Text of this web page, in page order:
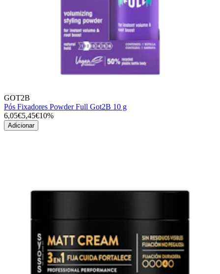
GOT2B
Pós Fixadores Powder Full Got2B 10 g
6,05€5,45€10%
Adicionar